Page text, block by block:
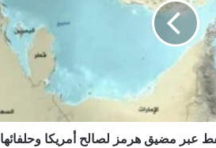
عبر مضيق هرمز لصالح أمريكا وحلفائها